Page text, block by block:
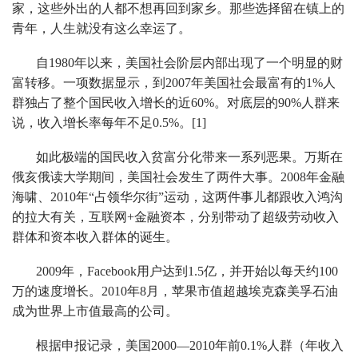
家，这些外出的人都不想再回到家乡。那些选择留在镇上的
青年，人生就没有这么幸运了。
自1980年以来，美国社会阶层内部出现了一个明显的财
富转移。一项数据显示，到2007年美国社会最富有的1%人
群独占了整个国民收入增长的近60%。对底层的90%人群来
说，收入增长率每年不足0.5%。[1]
如此极端的国民收入贫富分化带来一系列恶果。万斯在
俄亥俄读大学期间，美国社会发生了两件大事。2008年金融
海啸、2010年“占领华尔街”运动，这两件事儿都跟收入鸿沟
的拉大有关，互联网+金融资本，分别带动了超级劳动收入
群体和资本收入群体的诞生。
2009年，Facebook用户达到1.5亿，并开始以每天约100
万的速度增长。2010年8月，苹果市值超越埃克森美孚石油
成为世界上市值最高的公司。
根据申报记录，美国2000—2010年前0.1%人群（年收入